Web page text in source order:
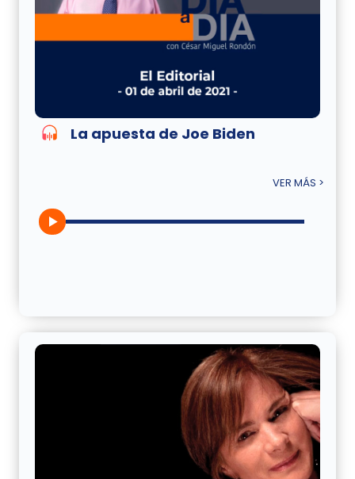
La apuesta de Joe Biden
VER MÁS >